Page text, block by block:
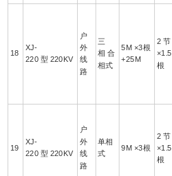
18
XJ-
220 型 220KV
户
外
线
路
三
相 合
相式
5M ×3根
+25M
2 节
根
19
XJ-
220 型 220KV
户
外
线
路
单相
式
9M ×3根
2 节
根